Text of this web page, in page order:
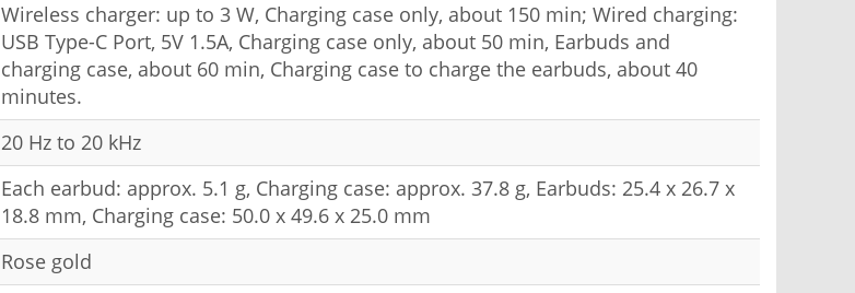
Wireless charger: up to 3 W, Charging case only, about 150 min; Wired charging:
USB Type-C Port, 5V 1.5A, Charging case only, about 50 min, Earbuds and
charging case, about 60 min, Charging case to charge the earbuds, about 40
minutes.
20 Hz to 20 kHz
Each earbud: approx. 5.1 g, Charging case: approx. 37.8 g, Earbuds: 25.4 x 26.7 x
18.8 mm, Charging case: 50.0 x 49.6 x 25.0 mm
Rose gold